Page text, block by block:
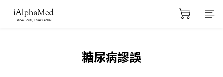
糖尿病謬誤